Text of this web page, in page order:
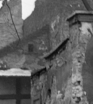
1963 · Budapest XIII.,Budapest IV.
Újpesti vasúti híd az újpesti hídfőtől nézve. A kép forrását kérjük így adja meg: Fortepan / Budapest Főváros Levéltára. Levéltári jelzet: HU.BFL.XV.19.c.10